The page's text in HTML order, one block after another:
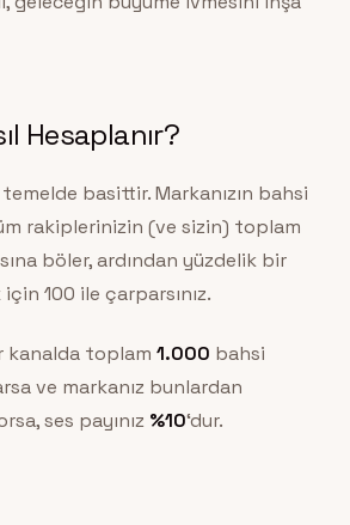
Hesaplanır?
temelde basittir. Markanızın bahsi
rakiplerinizin (ve sizin) toplam
böler, ardından yüzdelik bir
100 ile çarparsınız.
kanalda toplam 1.000 bahsi
ve markanız bunlardan
ses payınız %10‘dur.